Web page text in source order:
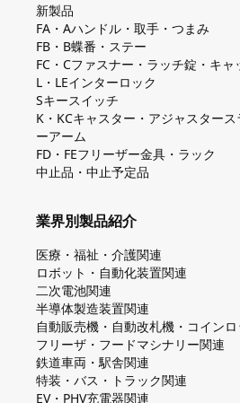
新製品
FA・Aハンドル・取手・つまみ
FB・B蝶番・ステー
FC・Cファスナー・ラッチ錠・キ
L・LEインターロック
Sキースイッチ
K・KCキャスター・アジャスター
ーアーム
FD・FEフリーザー金具・ラック
中止品・中止予定品
業界別製品紹介
医療・福祉・介護関連
ロボット・自動化装置関連
二次電池関連
半導体製造装置関連
自動販売機・自動改札機・コイン
フリーザ・フードマシナリー関連
鉄道車両・駅舎関連
特装・バス・トラック関連
EV・PHV充電器関連